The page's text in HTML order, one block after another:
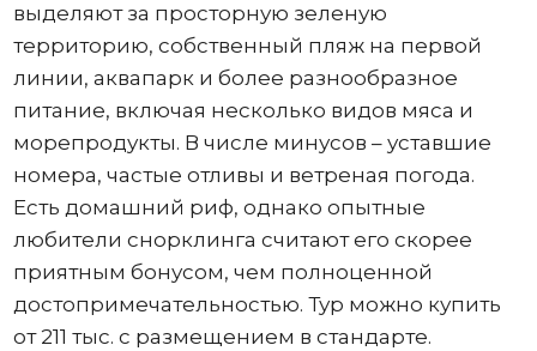
выделяют за просторную зеленую
территорию, собственный пляж на первой
линии, аквапарк и более разнообразное
питание, включая несколько видов мяса и
морепродукты. В числе минусов – уставшие
номера, частые отливы и ветреная погода.
Есть домашний риф, однако опытные
любители снорклинга считают его скорее
приятным бонусом, чем полноценной
достопримечательностью. Тур можно купить
от 211 тыс. с размещением в стандарте.